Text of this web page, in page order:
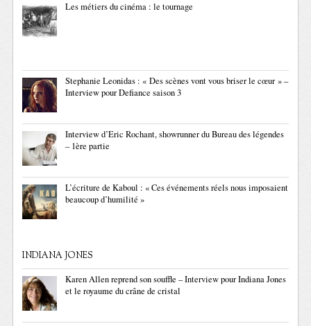
Les métiers du cinéma : le tournage
Stephanie Leonidas : « Des scènes vont vous briser le cœur » –
Interview pour Defiance saison 3
Interview d’Eric Rochant, showrunner du Bureau des légendes
– 1ère partie
L’écriture de Kaboul : « Ces événements réels nous imposaient
beaucoup d’humilité »
INDIANA JONES
Karen Allen reprend son souffle – Interview pour Indiana Jones
et le royaume du crâne de cristal